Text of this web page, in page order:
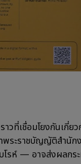
ราวที่เชื่อมโยงกันเกี่
พระราชบัญญัติสำนั
โรห์ — อาจส่งผลกร